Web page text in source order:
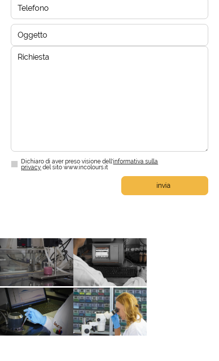
Dichiaro di aver preso visione dell'informativa sulla
privacy del sito www.incolours.it
invia